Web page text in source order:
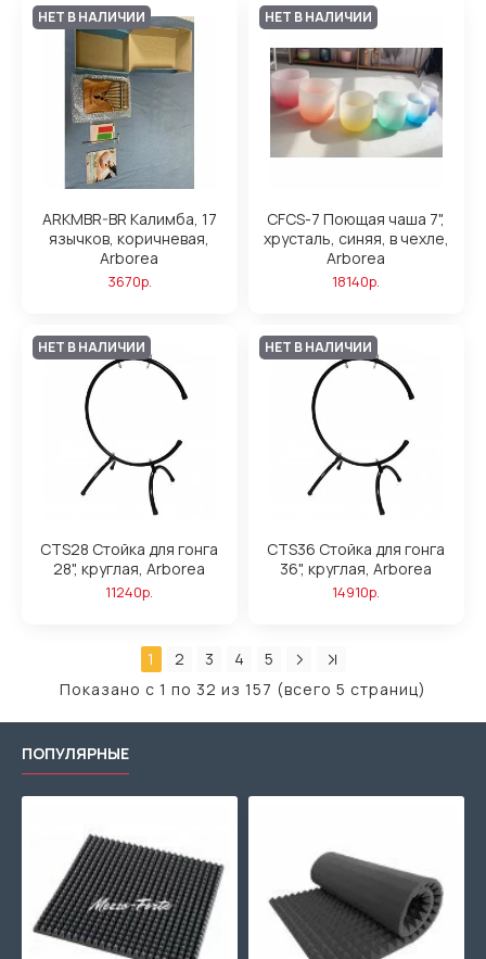
НЕТ В НАЛИЧИИ
ARKMBR-BR Калимба, 17
язычков, коричневая,
Arborea
3670р.
НЕТ В НАЛИЧИИ
CFCS-7 Поющая чаша 7",
хрусталь, синяя, в чехле,
Arborea
18140р.
НЕТ В НАЛИЧИИ
CTS28 Стойка для гонга
28", круглая, Arborea
11240р.
НЕТ В НАЛИЧИИ
CTS36 Стойка для гонга
36", круглая, Arborea
14910р.
1 2 3 4
5
Показано с 1 по 32 из 157 (всего 5 страниц)
ПОПУЛЯРНЫЕ